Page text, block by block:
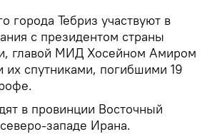
города Тебриз участвуют в
с президентом страны
главой МИД Хосейном Амиром
их спутниками, погибшими 19
в провинции Восточный
западе Ирана.